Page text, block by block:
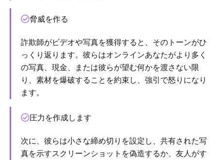
脅威を作る
詐欺師がビデオや写真を獲得すると、そのトーンがひ
っくり返ります。彼らはオンラインあなたがより多く
の写真、現金、または彼らが望む何かを渡さない限
り、素材を爆破することを約束し、強引で怒りになり
ます。
圧力を作成します
次に、彼らは小さな締め切りを設定し、共有された写
真を示すスクリーンショットを偽造するか、友人がす